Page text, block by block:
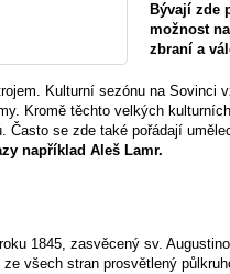
Bývají zde
možnost
zbraní a
Kulturní sezónu na Sovinci
Kromě těchto velkých
se zde také pořádají
například Aleš Lamr.
1845, zasvěcený sv.
všech stran prosvětlený